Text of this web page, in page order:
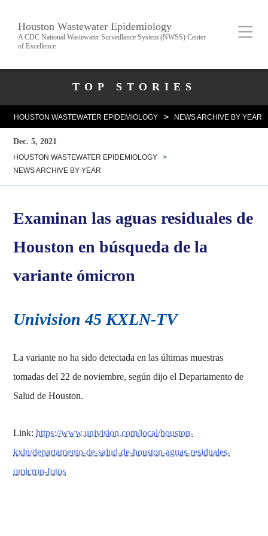
main
content
Body
Houston Wastewater Epidemiology
A CDC National Wastewater Surveillance System (NWSS) Center
of Excellence
Main
NavTOP STORIES
HOUSTON WASTEWATER EPIDEMIOLOGY > NEWS ARCHIVE BY YEAR
Dec. 5, 2021
HOUSTON WASTEWATER EPIDEMIOLOGY
>
NEWS ARCHIVE BY YEAR
Examinan las aguas residuales de
Houston en búsqueda de la
variante ómicron
Univision 45 KXLN-TV
La variante no ha sido detectada en las últimas muestras
tomadas del 22 de noviembre, según dijo el Departamento de
Salud de Houston.
Link:https://www.univision.com/local/houston-
kxln/departamento-de-salud-de-houston-aguas-residuales-
omicron-fotos